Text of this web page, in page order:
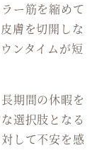
ー筋を縮めて
膚を切開しな
ンタイムが短
期間の休暇を
選択肢となる
して不安を感